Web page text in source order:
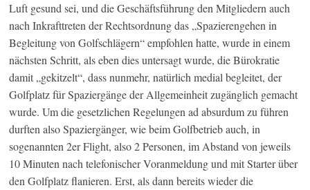
Luft gesund sei, und die Geschäftsführung den Mitgliedern auch
nach Inkrafttreten der Rechtsordnung das „Spazierengehen in
Begleitung von Golfschlägern“ empfohlen hatte, wurde in einem
nächsten Schritt, als eben dies untersagt wurde, die Bürokratie
damit „gekitzelt“, dass nunmehr, natürlich medial begleitet, der
Golfplatz für Spaziergänge der Allgemeinheit zugänglich gemacht
wurde. Um die gesetzlichen Regelungen ad absurdum zu führen
durften also Spaziergänger, wie beim Golfbetrieb auch, in
sogenannten 2er Flight, also 2 Personen, im Abstand von jeweils
10 Minuten nach telefonischer Voranmeldung und mit Starter über
den Golfplatz flanieren. Erst, als dann bereits wieder die